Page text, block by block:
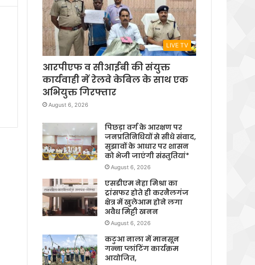
LIVE TV
आरपीएफ व सीआईबी की संयुक्त
कार्यवाही में रेलवे केबिल के साथ एक
अभियुक्त गिरफ्तार
August 6, 2026
पिछड़ा वर्ग के आरक्षण पर
जनप्रतिनिधियों से सीधे संवाद,
सुझावों के आधार पर शासन
को भेजी जाएंगी संस्तुतियां*
August 6, 2026
एसडीएम नेहा मिश्रा का
ट्रांसफर होते ही करनैलगंज
क्षेत्र में खुलेआम होने लगा
अवैध मिट्टी खनन
August 6, 2026
कटुआ नाला में मानसून
गन्ना प्लांटिंग कार्यक्रम
आयोजित,